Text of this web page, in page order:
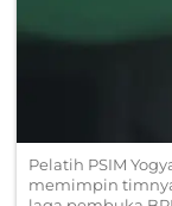
Pelatih PSIM
memimpin